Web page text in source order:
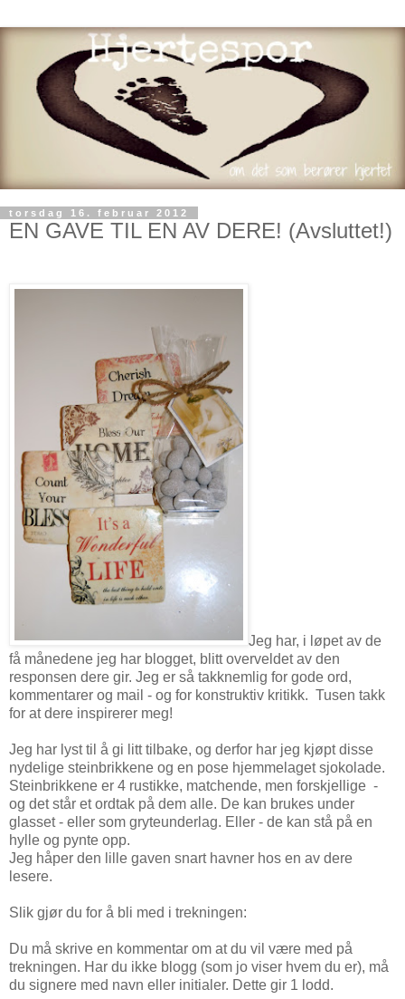
torsdag 16. februar 2012
EN GAVE TIL EN AV DERE! (Avsluttet!)
Jeg har, i løpet av de
få månedene jeg har blogget, blitt overveldet av den
responsen dere gir. Jeg er så takknemlig for gode ord,
kommentarer og mail - og for konstruktiv kritikk. Tusen takk
for at dere inspirerer meg!
Jeg har lyst til å gi litt tilbake, og derfor har jeg kjøpt disse
nydelige steinbrikkene og en pose hjemmelaget sjokolade.
Steinbrikkene er 4 rustikke, matchende, men forskjellige -
og det står et ordtak på dem alle. De kan brukes under
glasset - eller som gryteunderlag. Eller - de kan stå på en
hylle og pynte opp.
Jeg håper den lille gaven snart havner hos en av dere
lesere.
Slik gjør du for å bli med i trekningen:
Du må skrive en kommentar om at du vil være med på
trekningen. Har du ikke blogg (som jo viser hvem du er), må
du signere med navn eller initialer. Dette gir 1 lodd.